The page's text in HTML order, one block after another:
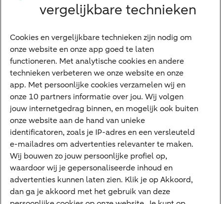
Betalen
Sparen
Meest gezocht
Jaaroverzicht
Machtiging
E.dentifier
Deposito
Uw situatie
Maatwerk in beleggen
Vermogensoverdracht
vergelijkbare technieken
Cookies en vergelijkbare technieken zijn nodig om
onze website en onze app goed te laten
functioneren. Met analytische cookies en andere
technieken verbeteren we onze website en onze
app. Met persoonlijke cookies verzamelen wij en
onze 10 partners informatie over jou. Wij volgen
jouw internetgedrag binnen, en mogelijk ook buiten
onze website aan de hand van unieke
identificatoren, zoals je IP-adres en een versleuteld
e-mailadres om advertenties relevanter te maken.
Wij bouwen zo jouw persoonlijke profiel op,
waardoor wij je gepersonaliseerde inhoud en
advertenties kunnen laten zien. Klik je op Akkoord,
dan ga je akkoord met het gebruik van deze